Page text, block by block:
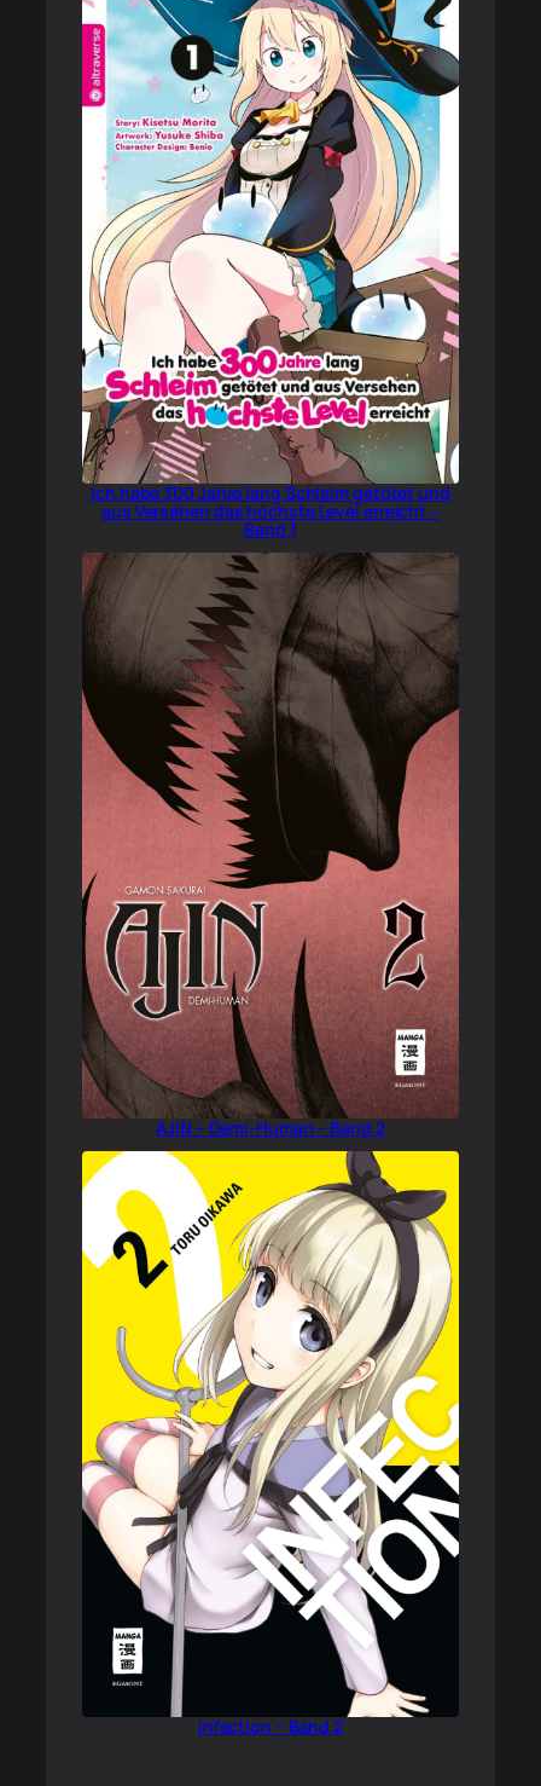
Ich habe 300 Jahre lang Schleim getötet und
aus Versehen das höchste Level erreicht –
Band 1
AJIN – Demi-Human – Band 2
Infection – Band 2